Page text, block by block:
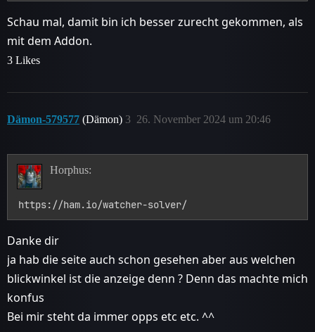
Schau mal, damit bin ich besser zurecht gekommen, als
mit dem Addon.
3 Likes
Dämon-579577 (Dämon) 26. November 2024 um 20:46
3
Horphus:
https://ham.io/watcher-solver/
Danke dir
ja hab die seite auch schon gesehen aber aus welchen
blickwinkel ist die anzeige denn ? Denn das machte mich
konfus
Bei mir steht da immer opps etc etc. ^^